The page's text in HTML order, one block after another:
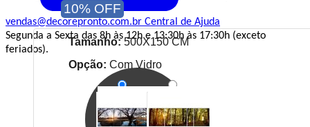
vendas@decorepronto.com.br Central de Ajuda
Segunda a Sexta das 8h às 12h e 13:30h às 17:30h (exceto
feriados).
10% OFF
Tamanho:500X150 CM
Opção: Com Vidro